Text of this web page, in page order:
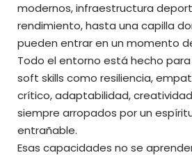
modernos, infraestructura
rendimiento, hasta una capilla
pueden entrar en un momento
Todo el entorno está hecho
soft skills como resiliencia,
crítico, adaptabilidad,
siempre arropados por un
entrañable.
Esas capacidades no se